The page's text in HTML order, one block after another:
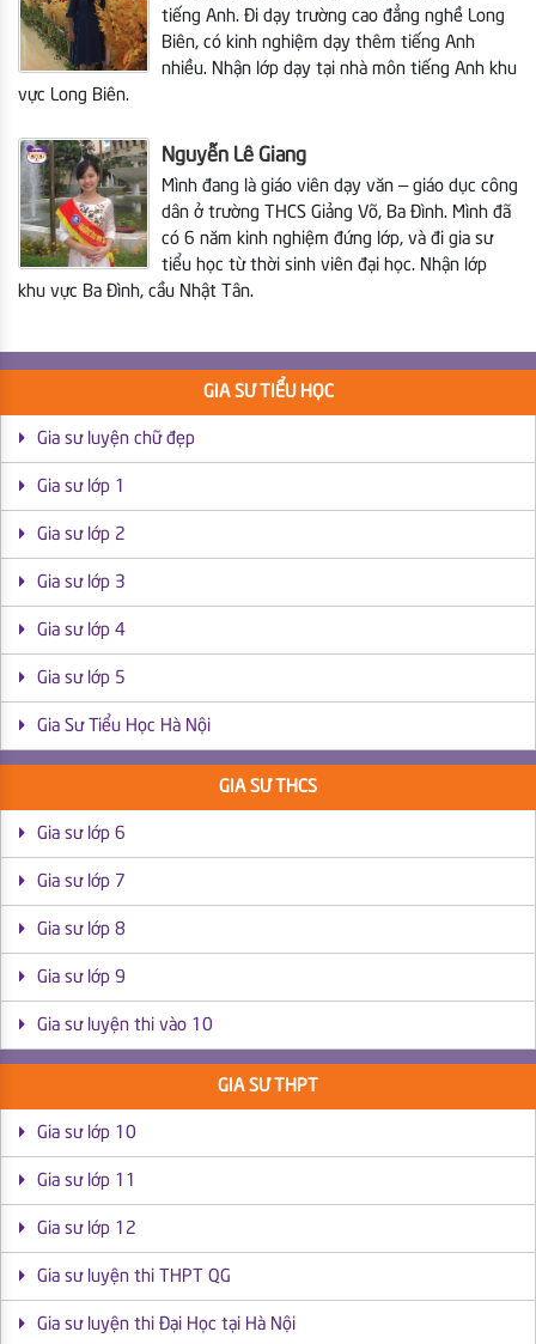
tiếng Anh. Đi dạy trường cao đẳng nghề Long
Biên, có kinh nghiệm dạy thêm tiếng Anh
nhiều. Nhận lớp dạy tại nhà môn tiếng Anh khu
vực Long Biên.
Nguyễn Lê Giang
Mình đang là giáo viên dạy văn – giáo dục công
dân ở trường THCS Giảng Võ, Ba Đình. Mình đã
có 6 năm kinh nghiệm đứng lớp, và đi gia sư
tiểu học từ thời sinh viên đại học. Nhận lớp
khu vực Ba Đình, cầu Nhật Tân.
GIA SƯ TIỂU HỌC
Gia sư luyện chữ đẹp
Gia sư lớp 1
Gia sư lớp 2
Gia sư lớp 3
Gia sư lớp 4
Gia sư lớp 5
Gia Sư Tiểu Học Hà Nội
GIA SƯ THCS
Gia sư lớp 6
Gia sư lớp 7
Gia sư lớp 8
Gia sư lớp 9
Gia sư luyện thi vào 10
GIA SƯ THPT
Gia sư lớp 10
Gia sư lớp 11
Gia sư lớp 12
Gia sư luyện thi THPT QG
Gia sư luyện thi Đại Học tại Hà Nội